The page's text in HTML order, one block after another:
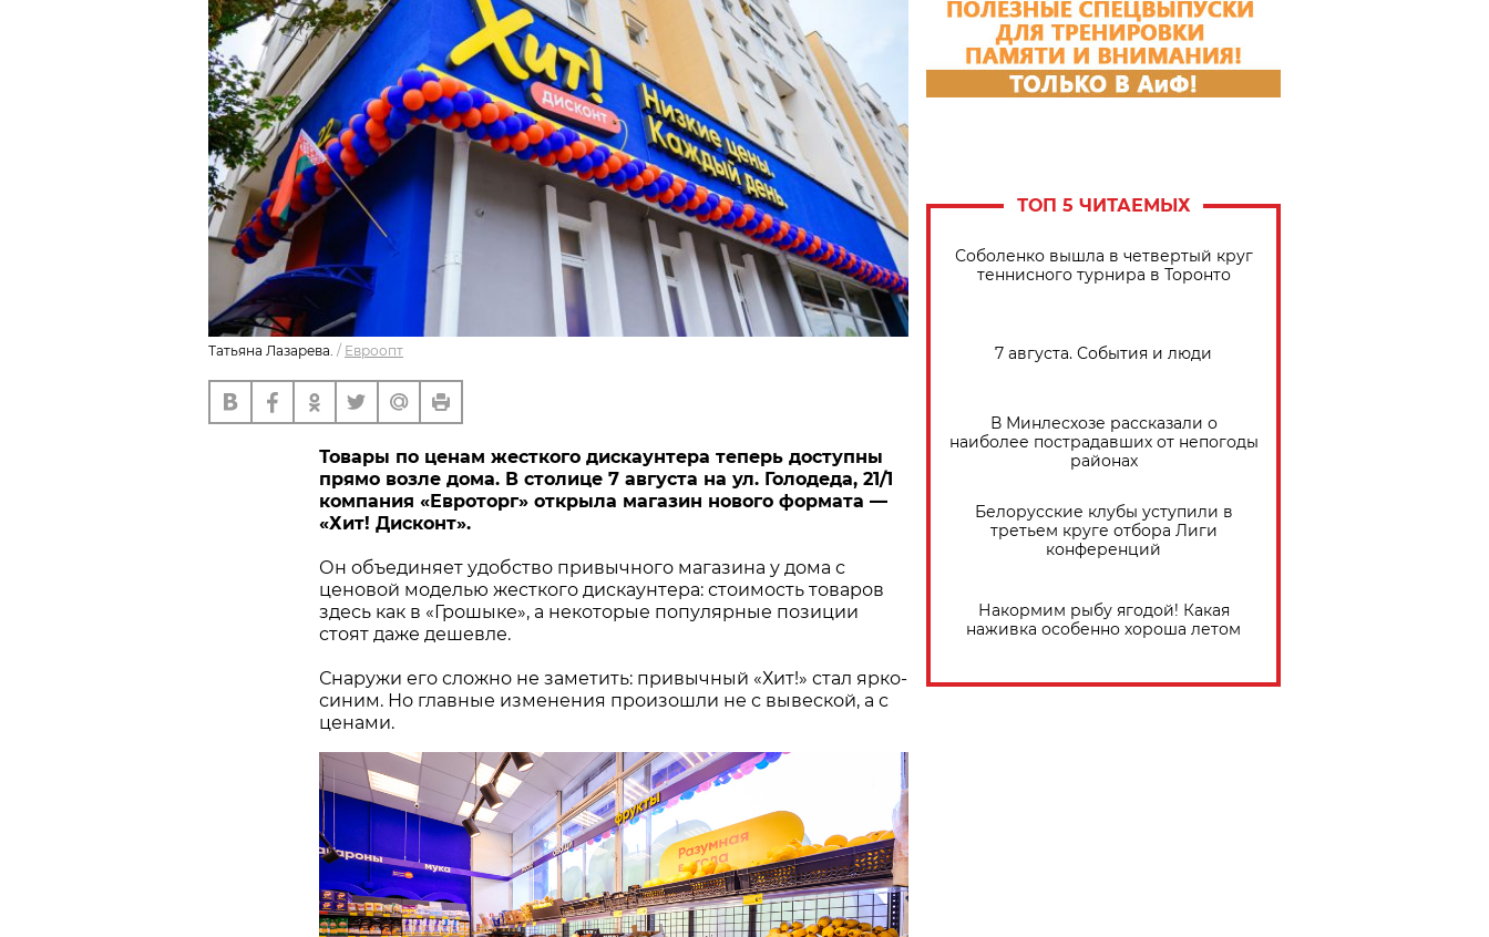
Татьяна Лазарева. / Евроопт
Товары по ценам жесткого дискаунтера теперь доступны
прямо возле дома. В столице 7 августа на ул. Голодеда, 21/1
компания «Евроторг» открыла магазин нового формата —
«Хит! Дисконт».
Он объединяет удобство привычного магазина у дома с
ценовой моделью жесткого дискаунтера: стоимость товаров
здесь как в «Грошыке», а некоторые популярные позиции
стоят даже дешевле.
Снаружи его сложно не заметить: привычный «Хит!» стал ярко-
синим. Но главные изменения произошли не с вывеской, а с
ценами.
ТОП 5 ЧИТАЕМЫХ
Соболенко вышла в четвертый круг
теннисного турнира в Торонто
7 августа. События и люди
В Минлесхозе рассказали о
наиболее пострадавших от непогоды
районах
Белорусские клубы уступили в
третьем круге отбора Лиги
конференций
Накормим рыбу ягодой! Какая
наживка особенно хороша летом